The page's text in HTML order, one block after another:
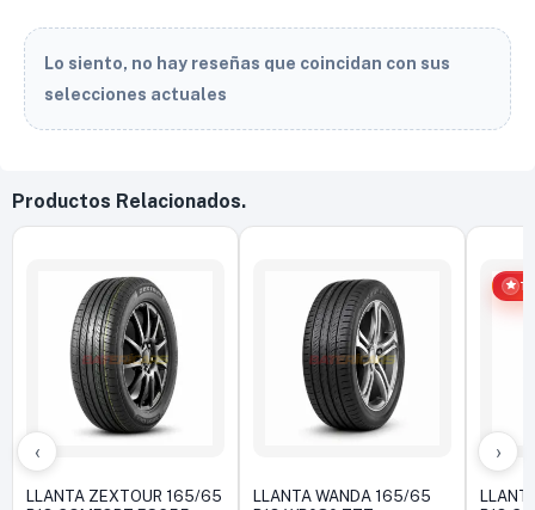
Lo siento, no hay reseñas que coincidan con sus
selecciones actuales
Productos Relacionados.
‹
LLANTA ZEXTOUR 165/65
LLANTA WANDA 165/65
›